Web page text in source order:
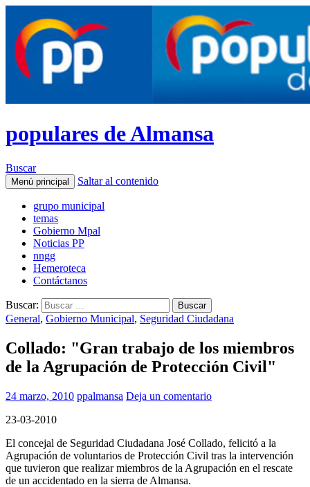
populares de Almansa
Buscar
Menú principal Saltar al contenido
grupo municipal
temas
Gobierno Mpal
Noticias PP
nngg
Hemeroteca
Contáctanos
Buscar:
General, Gobierno Municipal, Seguridad Ciudadana
Collado: "Gran trabajo de los miembros
de la Agrupación de Protección Civil"
24 marzo, 2010 ppalmansa Deja un comentario
23-03-2010
El concejal de Seguridad Ciudadana José Collado, felicitó a la
Agrupación de voluntarios de Protección Civil tras la intervención
que tuvieron que realizar miembros de la Agrupación en el rescate
de un accidentado en la sierra de Almansa.